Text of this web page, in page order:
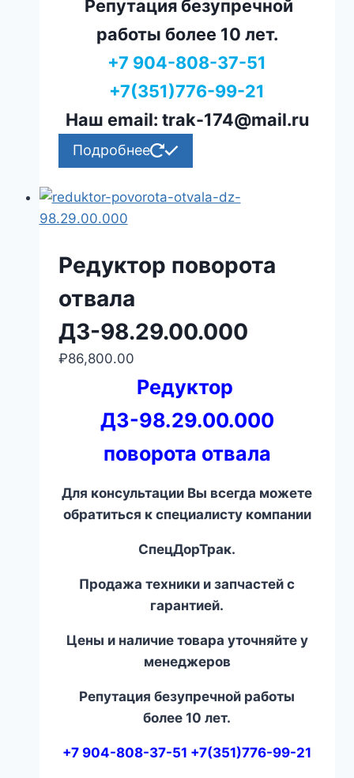
Репутация безупречной
работы более 10 лет.
+7 904-808-37-51
+7(351)776-99-21
Наш email: trak-174@mail.ru
Подробнее
Редуктор поворота
отвала
ДЗ-98.29.00.000
₽86,800.00
Редуктор
ДЗ-98.29.00.000
поворота отвала
Для консультации Вы всегда можете
обратиться к специалисту компании
СпецДорТрак.
Продажа техники и запчастей с
гарантией.
Цены и наличие товара уточняйте у
менеджеров
Репутация безупречной работы
более 10 лет.
+7 904-808-37-51 +7(351)776-99-21